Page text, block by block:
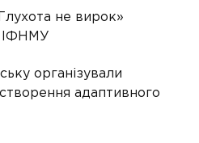
не вирок»
ІФНМУ
організували
адаптивного